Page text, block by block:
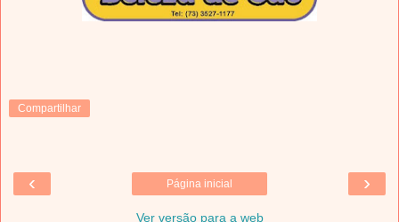
Compartilhar
‹ ›
Página inicial
Ver versão para a web